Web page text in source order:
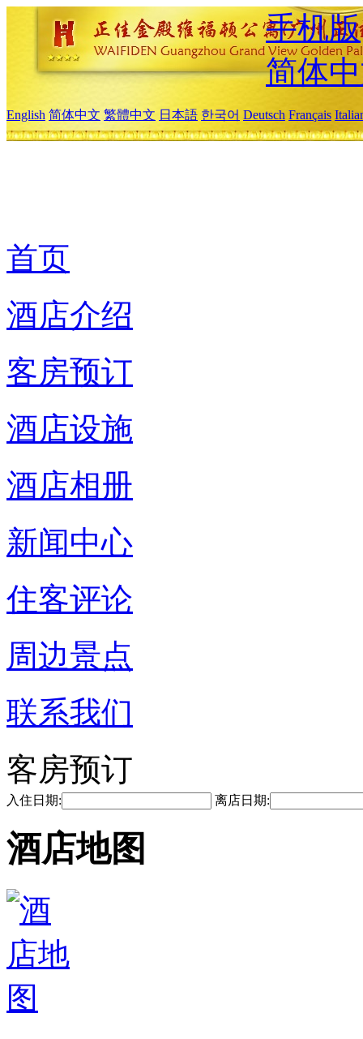
手机版
简体
English 简体中文 繁體中文 日本語 한국어 Deutsch Français
首页
酒店介绍
客房预订
酒店设施
酒店相册
新闻中心
住客评论
周边景点
联系我们
客房预订
入住日期: 离店日期:
酒店地图